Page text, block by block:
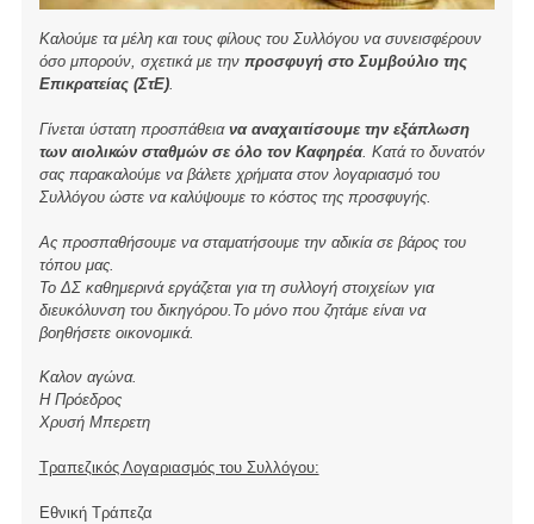
Καλούμε τα μέλη και τους φίλους του Συλλόγου να συνεισφέρουν
όσο μπορούν, σχετικά με την προσφυγή στο Συμβούλιο της
Επικρατείας (ΣτΕ).
Γίνεται ύστατη προσπάθεια να αναχαιτίσουμε την εξάπλωση
των αιολικών σταθμών σε όλο τον Καφηρέα. Κατά το δυνατόν
σας παρακαλούμε να βάλετε χρήματα στον λογαριασμό του
Συλλόγου ώστε να καλύψουμε το κόστος της προσφυγής.
Ας προσπαθήσουμε να σταματήσουμε την αδικία σε βάρος του
τόπου μας.
Το ΔΣ καθημερινά εργάζεται για τη συλλογή στοιχείων για
διευκόλυνση του δικηγόρου.Το μόνο που ζητάμε είναι να
βοηθήσετε οικονομικά.
Καλον αγώνα.
Η Πρόεδρος
Χρυσή Μπερετη
Τραπεζικός Λογαριασμός του Συλλόγου:
Εθνική Τράπεζα